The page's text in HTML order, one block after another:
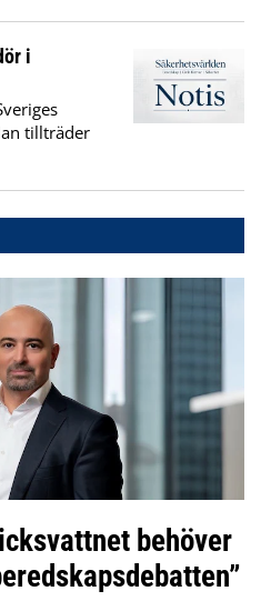
i
tillträder
behöver